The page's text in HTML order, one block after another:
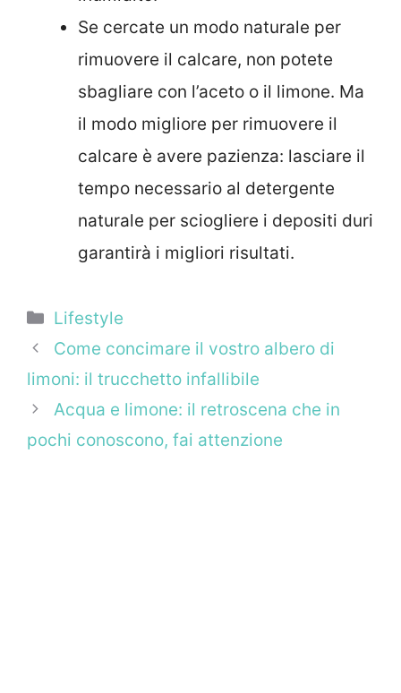
Se cercate un modo naturale per
rimuovere il calcare, non potete
sbagliare con l’aceto o il limone. Ma
il modo migliore per rimuovere il
calcare è avere pazienza: lasciare il
tempo necessario al detergente
naturale per sciogliere i depositi duri
garantirà i migliori risultati.
Categorie
Lifestyle
Come concimare il vostro albero di
limoni: il trucchetto infallibile
Acqua e limone: il retroscena che in
pochi conoscono, fai attenzione